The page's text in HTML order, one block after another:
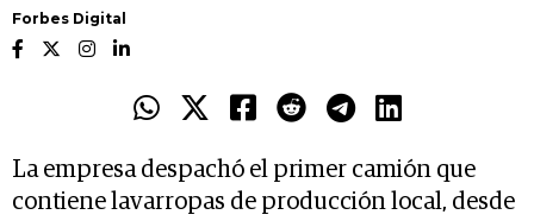
Forbes Digital
La empresa despachó el primer camión que
contiene lavarropas de producción local, desde